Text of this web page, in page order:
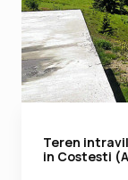
Teren
in Costesti